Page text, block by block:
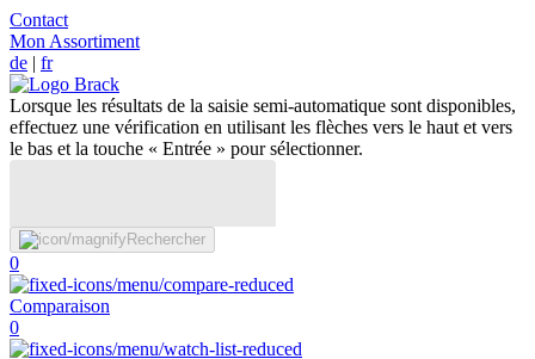
Contact
Mon Assortiment
de | fr
Lorsque les résultats de la saisie semi-automatique sont disponibles,
effectuez une vérification en utilisant les flèches vers le haut et vers
le bas et la touche « Entrée » pour sélectionner.
Rechercher
0
Comparaison
0